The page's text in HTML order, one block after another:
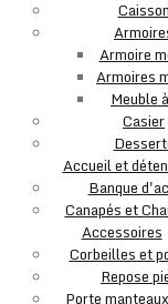
Caisson
Armoire
Armoires
Meuble
Casier
Accueil et
Banque
Canapés et
Accessoires
Corbeilles et
Repose
Porte